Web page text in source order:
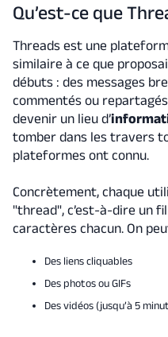
Qu’est-ce que
Threads est une
similaire à ce que
débuts : des messages
commentés ou
devenir un lieu d’
tomber dans les travers
plateformes ont connu.
Concrètement, chaque
"thread", c’est-à-dire un
caractères chacun. On
Des liens cliquables
Des photos ou GIFs
Des vidéos (jusqu’à 5